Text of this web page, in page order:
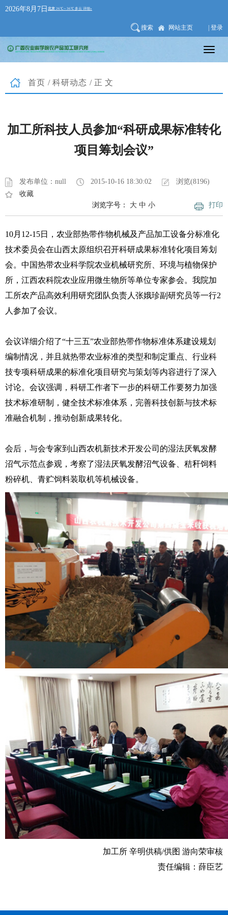
2026年8月7日
搜索 网站主页 | 登录
首页 / 科研动态 /正文
加工所科技人员参加“科研成果标准转化
项目筹划会议”
发布单位：null 2015-10-16 18:30:02
浏览(8196)
收藏
打印
浏览字号： 大 中 小
10月12-15日，农业部热带作物机械及产品加工设备分标准化
技术委员会在山西太原组织召开科研成果标准转化项目筹划
会。中国热带农业科学院农业机械研究所、环境与植物保护
所，江西农科院农业应用微生物所等单位专家参会。我院加
工所农产品高效利用研究团队负责人张娥珍副研究员等一行2
人参加了会议。
会议详细介绍了“十三五”农业部热带作物标准体系建设规划
编制情况，并且就热带农业标准的类型和制定重点、行业科
技专项科研成果的标准化项目研究与策划等内容进行了深入
讨论。会议强调，科研工作者下一步的科研工作要努力加强
技术标准研制，健全技术标准体系，完善科技创新与技术标
准融合机制，推动创新成果转化。
会后，与会专家到山西农机新技术开发公司的湿法厌氧发酵
沼气示范点参观，考察了湿法厌氧发酵沼气设备、秸秆饲料
粉碎机、青贮饲料装取机等机械设备。
加工所 辛明供稿/供图 游向荣审核
责任编辑：薛臣艺